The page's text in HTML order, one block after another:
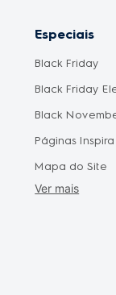
Especiais
Black Friday
Black Friday
Black
Páginas Inspira
Mapa do Site
Cyber Monday
Ver mais